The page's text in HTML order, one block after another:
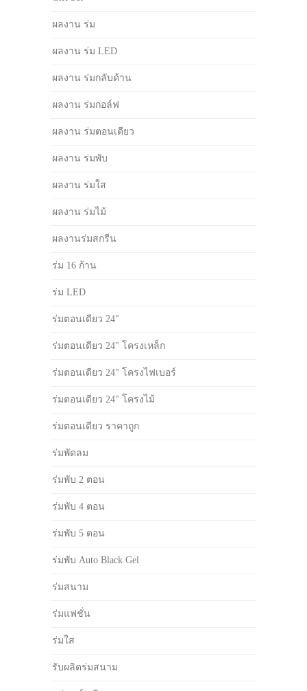
ผลงาน ร่ม
ผลงาน ร่ม LED
ผลงาน ร่มกลับด้าน
ผลงาน ร่มกอล์ฟ
ผลงาน ร่มตอนเดียว
ผลงาน ร่มพับ
ผลงาน ร่มใส
ผลงาน ร่มไม้
ผลงานร่มสกรีน
ร่ม 16 ก้าน
ร่ม LED
ร่มตอนเดียว 24"
ร่มตอนเดียว 24" โครงเหล็ก
ร่มตอนเดียว 24" โครงไฟเบอร์
ร่มตอนเดียว 24" โครงไม้
ร่มตอนเดียว ราคาถูก
ร่มพัดลม
ร่มพับ 2 ตอน
ร่มพับ 4 ตอน
ร่มพับ 5 ตอน
ร่มพับ Auto Black Gel
ร่มสนาม
ร่มแฟชั่น
ร่มใส
รับผลิตร่มสนาม